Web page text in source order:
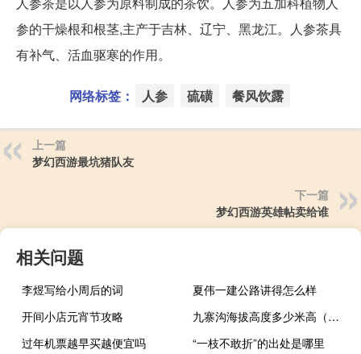
参的干燥根和根茎,主产于吉林、辽宁、黑龙江。人参茶具
有补气、活血驱寒的作用。
网络标签： 人参 硫磺 餐风饮露
上一篇
梦幻西游最坑猪队友
下一篇
梦幻西游英雄帖卖给谁
相关问题
李煜写给小周后的词
夏伟一建公路讲得怎么样
开间小店元宵节攻略
九寨沟海拔高度多少米高（九寨沟海拔高度多少）
过年机票越早买越便宜吗
“一枝不敢折”的出处是哪里